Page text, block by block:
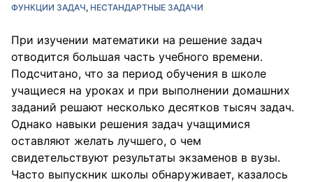
ФУНКЦИИ ЗАДАЧ НЕСТАНДАРТНЫЕ ЗАДАЧИ
При изучении математики на решение задач
отводится большая часть учебного времени.
Подсчитано, что за период обучения в школе
учащиеся на уроках и при выполнении домашних
заданий решают несколько десятков тысяч задач.
Однако навыки решения задач учащимися
оставляют желать лучшего, о чем
свидетельствуют результаты экзаменов в вузы.
Часто выпускник школы обнаруживает, казалось